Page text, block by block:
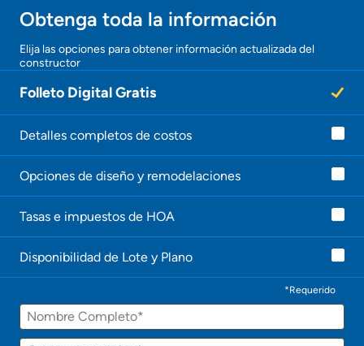
Obtenga toda la información
Elija las opciones para obtener información actualizada del
constructor
Folleto Digital Gratis
Detalles completos de costos
Opciones de diseño y remodelaciones
Tasas e impuestos de HOA
Disponibilidad de Lote y Plano
*Requerido